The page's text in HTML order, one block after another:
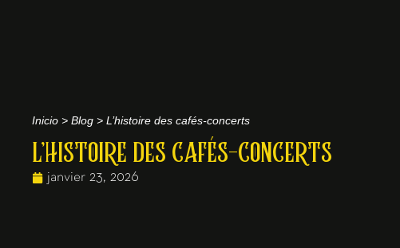
Inicio > Blog > L’histoire des cafés-concerts
L’HISTOIRE DES CAFÉS-CONCERTS
janvier 23, 2026